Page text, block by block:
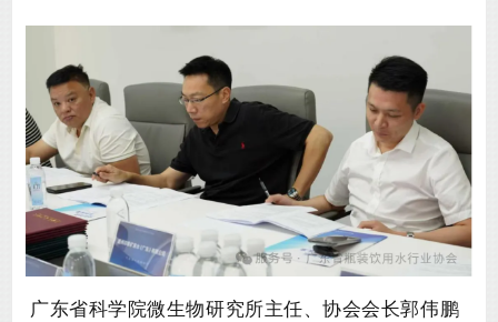
广东省科学院微生物研究所主任、协会会长郭伟鹏